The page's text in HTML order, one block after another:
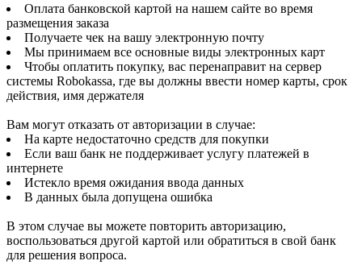
Оплата банковской картой на нашем сайте во время
размещения заказа
Получаете чек на вашу электронную почту
Мы принимаем все основные виды электронных карт
Чтобы оплатить покупку, вас перенаправит на сервер
системы Robokassa, где вы должны ввести номер карты, срок
действия, имя держателя
Вам могут отказать от авторизации в случае:
На карте недостаточно средств для покупки
Если ваш банк не поддерживает услугу платежей в
интернете
Истекло время ожидания ввода данных
В данных была допущена ошибка
В этом случае вы можете повторить авторизацию,
воспользоваться другой картой или обратиться в свой банк
для решения вопроса.